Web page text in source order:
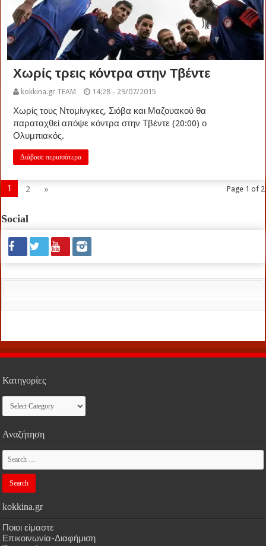
Χωρίς τρεις κόντρα στην Τβέντε
kokkina.gr TEAM 14:28 - 29/07/2015
Χωρίς τους Ντομίνγκες, Σιόβα και Μαζουακού θα
παραταχθεί απόψε κόντρα στην Τβέντε (20:00) ο
Ολυμπιακός.
Διάβασε περισσότερα
Page 1 of 2
1 2 »
Social
Κατηγορίες
Κατηγορίες
Αναζήτηση
kokkina.gr
Ποιοι είμαστε
Επικοινωνία-Διαφήμιση